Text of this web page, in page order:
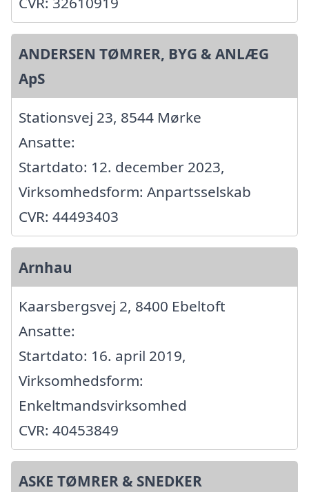
ANDERSEN TØMRER, BYG & ANLÆG
ApS
Stationsvej 23, 8544 Mørke
Ansatte:
Startdato: 12. december 2023,
Virksomhedsform: Anpartsselskab
CVR: 44493403
Arnhau
Kaarsbergsvej 2, 8400 Ebeltoft
Ansatte:
Startdato: 16. april 2019,
Virksomhedsform:
Enkeltmandsvirksomhed
CVR: 40453849
ASKE TØMRER & SNEDKER